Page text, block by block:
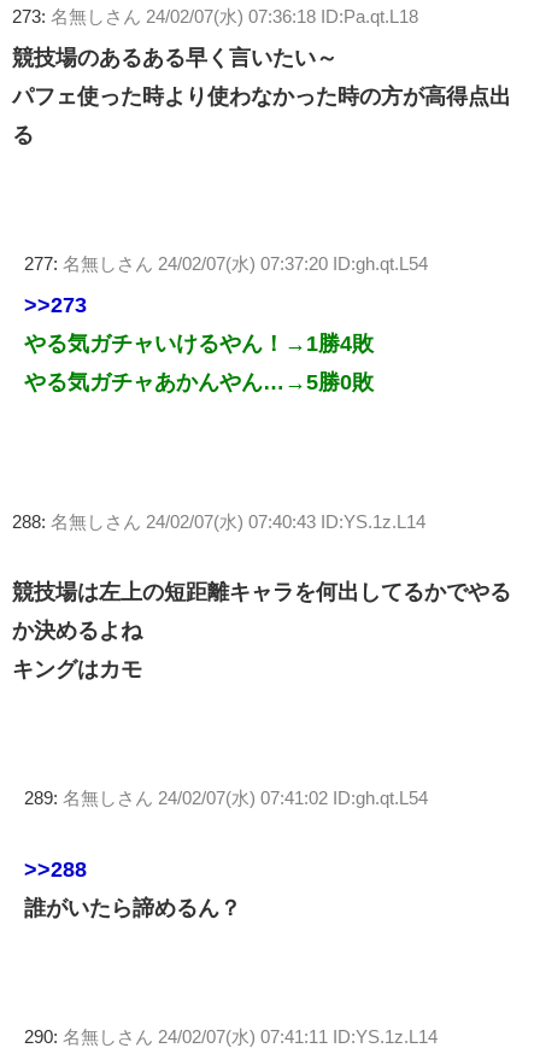
273: 名無しさん 24/02/07(水) 07:36:18 ID:Pa.qt.L18
競技場のあるある早く言いたい～
パフェ使った時より使わなかった時の方が高得点出
る
277: 名無しさん 24/02/07(水) 07:37:20 ID:gh.qt.L54
>>273
やる気ガチャいけるやん！→1勝4敗
やる気ガチャあかんやん…→5勝0敗
288: 名無しさん 24/02/07(水) 07:40:43 ID:YS.1z.L14
競技場は左上の短距離キャラを何出してるかでやる
か決めるよね
キングはカモ
289: 名無しさん 24/02/07(水) 07:41:02 ID:gh.qt.L54
>>288
誰がいたら諦めるん？
290: 名無しさん 24/02/07(水) 07:41:11 ID:YS.1z.L14